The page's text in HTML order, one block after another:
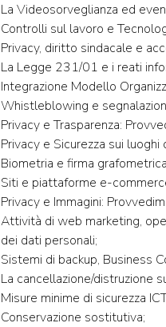
La Videosorveglianza ed
Controlli sul lavoro e
Privacy, diritto sindacale e
La Legge 231/01 e i reati
Integrazione Modello
Whistleblowing e
Privacy e Trasparenza:
Privacy e Sicurezza sui luoghi
Biometria e firma
Siti e piattaforme e-
Privacy e Immagini:
Attività di web marketing,
dei dati personali;
Sistemi di backup, Business
La cancellazione/distruzione
Misure minime di sicurezza
Conservazione sostitutiva;